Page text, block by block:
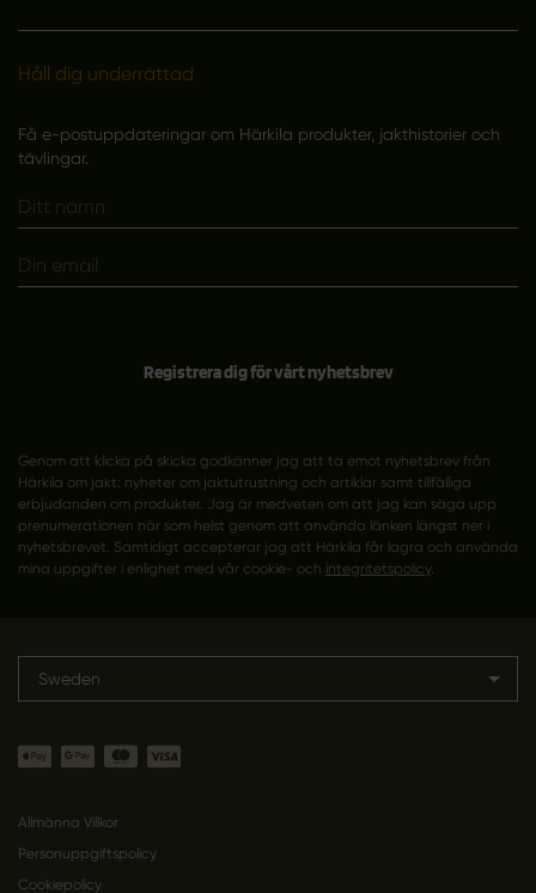
Håll dig underrättad
Få e-postuppdateringar om Härkila produkter, jakthistorier och
tävlingar.
Registrera dig för vårt nyhetsbrev
Genom att klicka på skicka godkänner jag att ta emot nyhetsbrev från
Härkila om jakt: nyheter om jaktutrustning och artiklar samt tillfälliga
erbjudanden om produkter. Jag är medveten om att jag kan säga upp
prenumerationen när som helst genom att använda länken längst ner i
nyhetsbrevet. Samtidigt accepterar jag att Härkila får lagra och använda
mina uppgifter i enlighet med vår cookie- och integritetspolicy.
Sweden
Allmänna Villkor
Personuppgiftspolicy
Cookiepolicy